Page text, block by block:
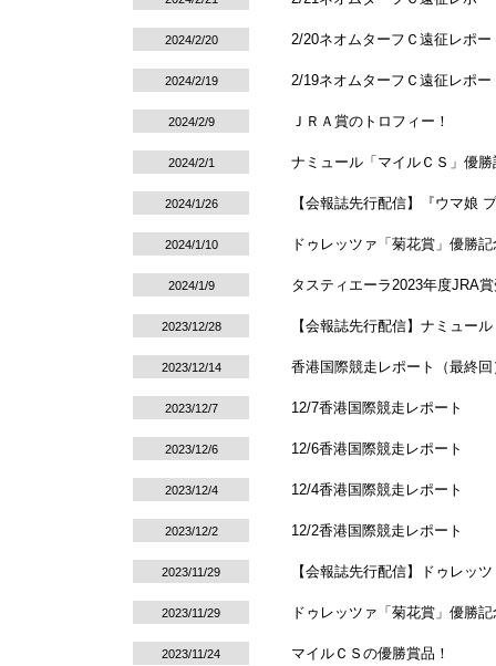
2024/2/20 2/20ネオムターフＣ遠征レポー
2024/2/19 2/19ネオムターフＣ遠征レポー
2024/2/9 ＪＲＡ賞のトロフィー！
2024/2/1 ナミュール「マイルＣＳ」優
2024/1/26 【会報誌先行配信】『ウマ娘
2024/1/10 ドゥレッツァ「菊花賞」優勝
2024/1/9 タスティエーラ2023年度JRA
2023/12/28 【会報誌先行配信】ナミュー
2023/12/14 香港国際競走レポート（最終回
2023/12/7 12/7香港国際競走レポート
2023/12/6 12/6香港国際競走レポート
2023/12/4 12/4香港国際競走レポート
2023/12/2 12/2香港国際競走レポート
2023/11/29 【会報誌先行配信】ドゥレッ
2023/11/29 ドゥレッツァ「菊花賞」優勝
2023/11/24 マイルＣＳの優勝賞品！